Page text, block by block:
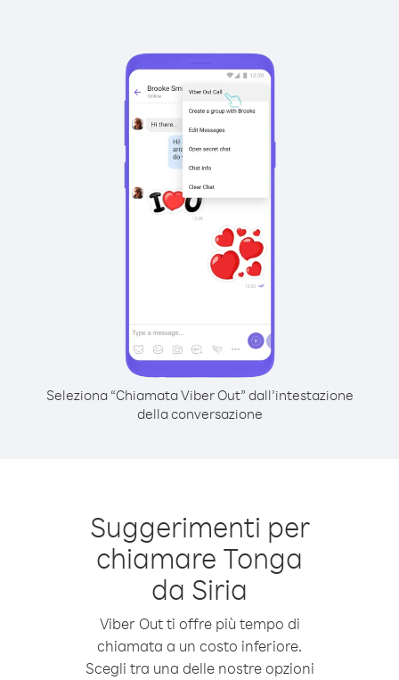
Seleziona “Chiamata Viber Out” dall’intestazione
della conversazione
Suggerimenti per
chiamare Tonga
da Siria
Viber Out ti offre più tempo di
chiamata a un costo inferiore.
Scegli tra una delle nostre opzioni